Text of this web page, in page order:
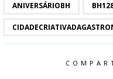
ANIVERSÁRIOBH